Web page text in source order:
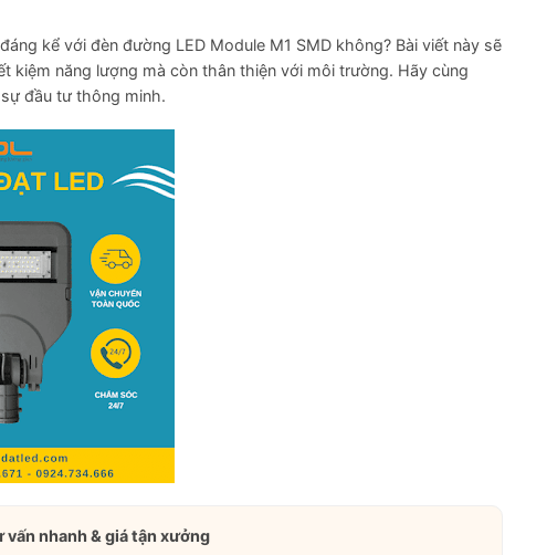
kể với đèn đường LED Module M1 SMD không? Bài viết này sẽ
kiệm năng lượng mà còn thân thiện với môi trường. Hãy cùng
đầu tư thông minh.
vấn nhanh & giá tận xưởng